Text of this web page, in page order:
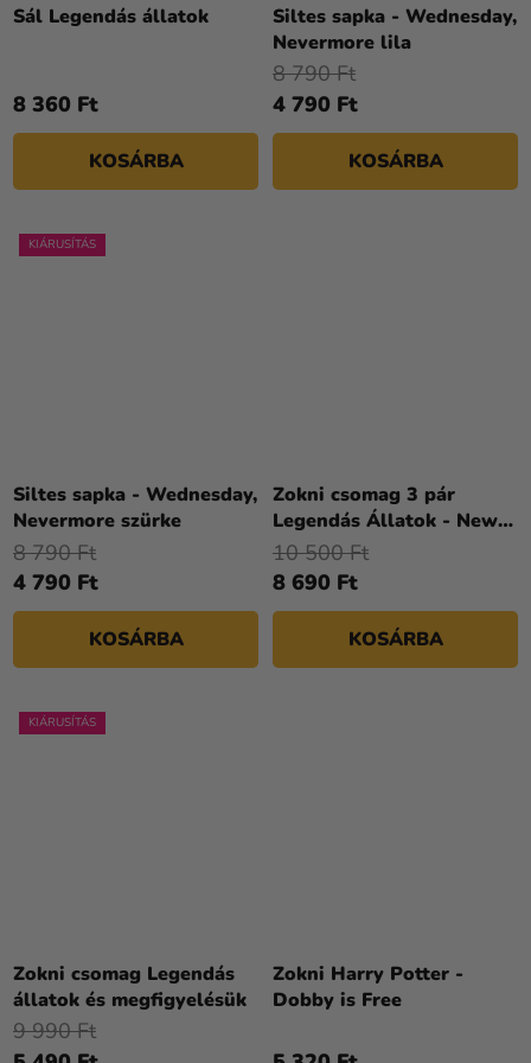
Sál Legendás állatok
8 360 Ft
KOSÁRBA
Siltes sapka - Wednesday,
Nevermore lila
4 790 Ft
8 790 Ft
KOSÁRBA
KIÁRUSÍTÁS
Siltes sapka - Wednesday,
Nevermore szürke
4 790 Ft
8 790 Ft
KOSÁRBA
Zokni csomag 3 pár
Legendás Állatok - Newt
Scamander
8 690 Ft
10 500 Ft
KOSÁRBA
KIÁRUSÍTÁS
Zokni csomag Legendás
állatok és megfigyelésük
9 990 Ft
Zokni Harry Potter -
Dobby is Free